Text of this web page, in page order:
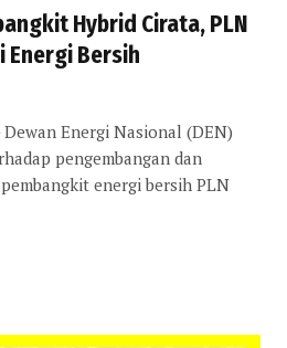
Hybrid Cirata, PLN
Energi Bersih
Dewan Energi Nasional (DEN)
pengembangan dan
energi bersih PLN